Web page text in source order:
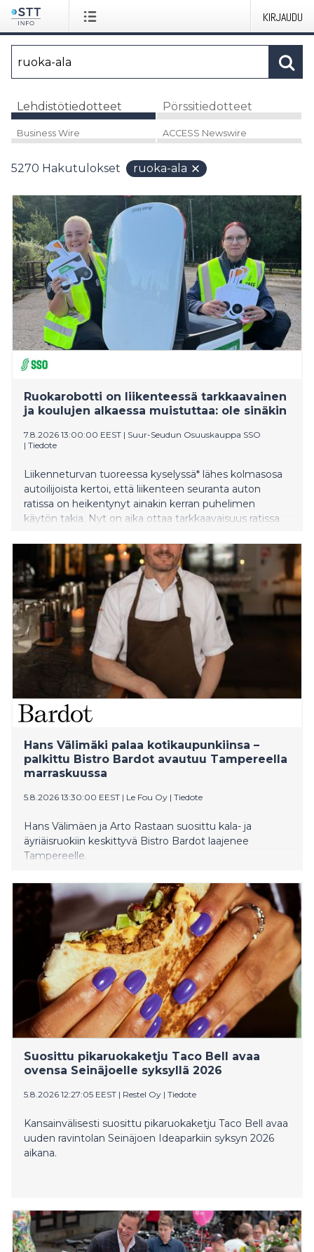
KIRJAUDU
Lehdistötiedotteet Pörssitiedotteet
Business Wire ACCESS Newswire
5270 Hakutulokset ruoka-ala
Ruokarobotti on liikenteessä tarkkaavainen
ja koulujen alkaessa muistuttaa: ole sinäkin
7.8.2026 13:00:00 EEST | Suur-Seudun Osuuskauppa SSO
| Tiedote
Liikenneturvan tuoreessa kyselyssä* lähes kolmasosa
autoilijoista kertoi, että liikenteen seuranta auton
ratissa on heikentynyt ainakin kerran puhelimen
käytön takia. Nyt on aika ottaa tarkkaavaisuus ratissa
pienet koululaiset aloittavat koulutiensä. Kun koulut
alkavat, katukuvassa tutuksi tulleet S-kaupat-palvelun
ruokarobotit kerääntyvät myymälöiden lähistölle
muistuttamaan erityisesti aikuisia valppaudesta, kun
liikenteessä on paljon pieniä kulkijoita. Tempaukseen
osallistuu noin 650 robottia eri puolella Suomea ja
kymmenen robottia Suur-Seudun Osuuskauppa
SSO:n alueella. Liikenneturva muistuttaa, että katseen
siirtyminen pois liikennetilanteesta on kaikkein
riskialtteinta. Aikuisilla on vastuu lasten turvallisuudesta
liikenteessä. – On tärkeää, että jokainen lapsi voi lähteä
koulumatkalle turvallisin mielin. Liikenteessä asiat
tapahtuvat nopealla tempolla. Äkillinen muutos jää
huomaamatta katseen ollessa pois liikenteestä ja se
Hans Välimäki palaa kotikaupunkiinsa –
palkittu Bistro Bardot avautuu Tampereella
marraskuussa
5.8.2026 13:30:00 EEST | Le Fou Oy | Tiedote
Hans Välimäen ja Arto Rastaan suosittu kala- ja
äyriäisruokiin keskittyvä Bistro Bardot laajenee
Tampereelle.
Suosittu pikaruokaketju Taco Bell avaa
ovensa Seinäjoelle syksyllä 2026
5.8.2026 12:27:05 EEST | Restel Oy | Tiedote
Kansainvälisesti suosittu pikaruokaketju Taco Bell avaa
uuden ravintolan Seinäjoen Ideaparkiin syksyn 2026
aikana.